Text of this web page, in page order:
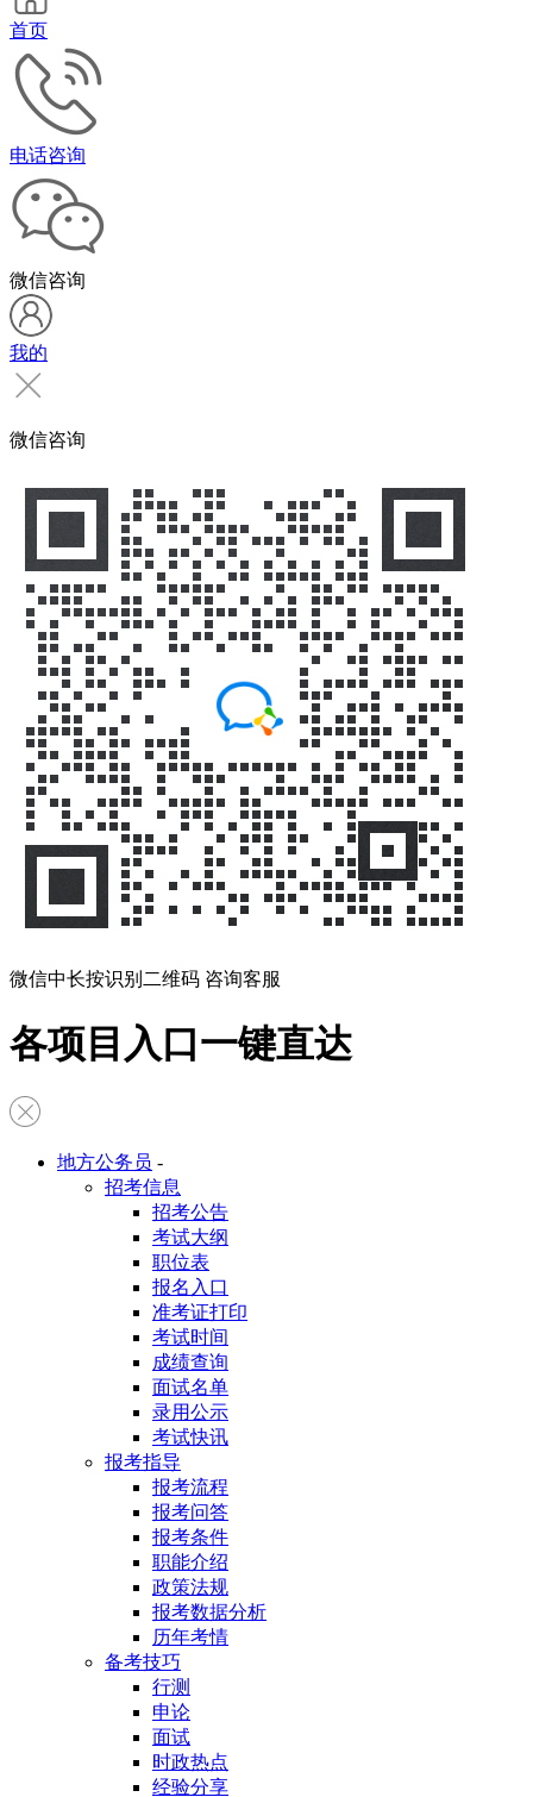
首页
电话咨询
微信咨询
我的
微信咨询
微信中长按识别二维码 咨询客服
各项目入口一键直达
地方公务员 -
招考信息
招考公告
考试大纲
职位表
报名入口
准考证打印
考试时间
成绩查询
面试名单
录用公示
考试快讯
报考指导
报考流程
报考问答
报考条件
职能介绍
政策法规
报考数据分析
历年考情
备考技巧
行测
申论
面试
时政热点
经验分享